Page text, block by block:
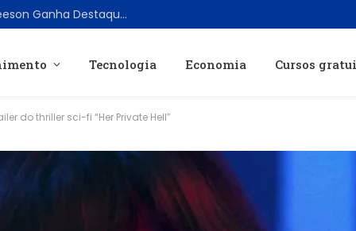
Filme de Ficção Científica com Liam Neeson Ganha Destaque no Prime Video em 2026
Tecnologia Economia Cursos
do thriller sci-fi “Her Private Hell”